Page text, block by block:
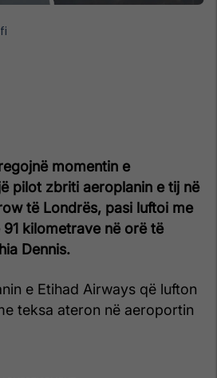
momentin e
pilot zbriti aeroplanin e tij në
të Londrës, pasi luftoi me
kilometrave në orë të
Dennis.
e Etihad Airways që lufton
teksa ateron në aeroportin